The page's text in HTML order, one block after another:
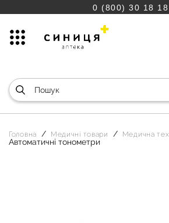
0 (800) 30 18 18
Головна Медичні товари Медична
Автоматичні тонометри